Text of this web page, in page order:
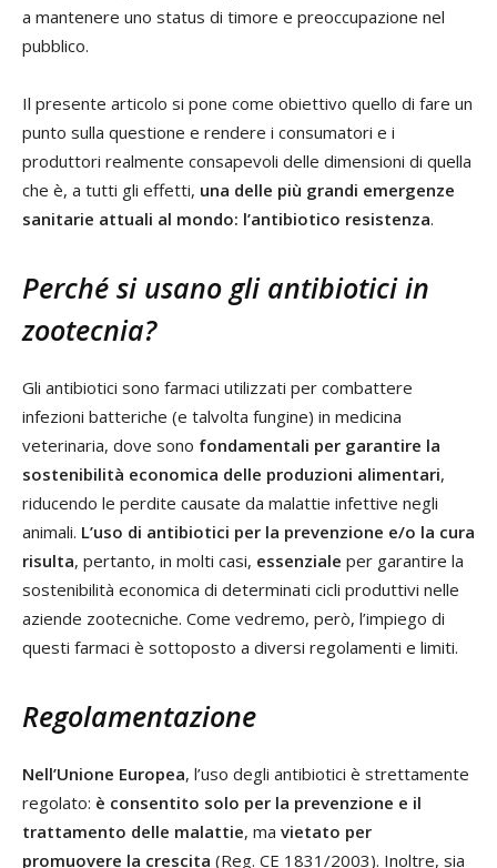
a mantenere uno status di timore e preoccupazione nel
pubblico.
Il presente articolo si pone come obiettivo quello di fare un
punto sulla questione e rendere i consumatori e i
produttori realmente consapevoli delle dimensioni di quella
che è, a tutti gli effetti, una delle più grandi emergenze
sanitarie attuali al mondo: l’antibiotico resistenza.
Perché si usano gli antibiotici in
zootecnia?
Gli antibiotici sono farmaci utilizzati per combattere
infezioni batteriche (e talvolta fungine) in medicina
veterinaria, dove sono fondamentali per garantire la
sostenibilità economica delle produzioni alimentari,
riducendo le perdite causate da malattie infettive negli
animali. L’uso di antibiotici per la prevenzione e/o la cura
risulta, pertanto, in molti casi, essenziale per garantire la
sostenibilità economica di determinati cicli produttivi nelle
aziende zootecniche. Come vedremo, però, l’impiego di
questi farmaci è sottoposto a diversi regolamenti e limiti.
Regolamentazione
Nell’Unione Europea, l’uso degli antibiotici è strettamente
regolato: è consentito solo per la prevenzione e il
trattamento delle malattie, ma vietato per
promuovere la crescita (Reg. CE 1831/2003). Inoltre, sia